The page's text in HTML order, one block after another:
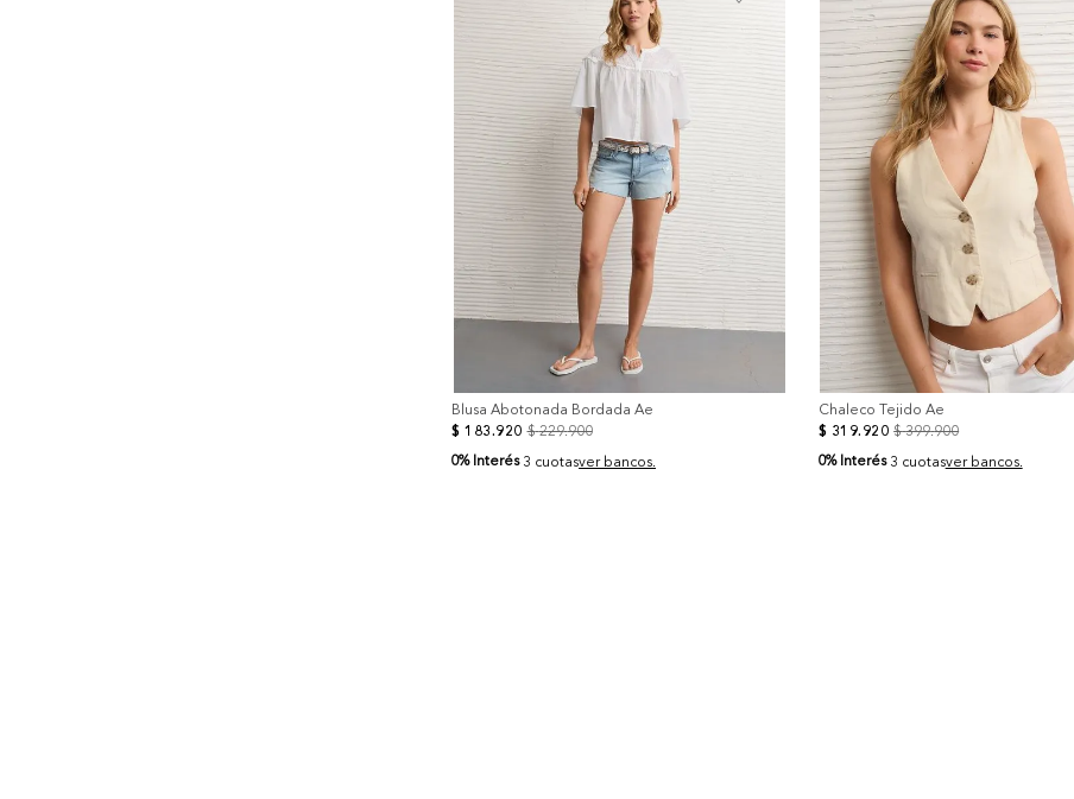
Blusa Abotonada Bordada Ae
$ 183.920 $ 229.900
0% Interés 3 cuotasver bancos.
+
Chaleco Tejido Ae
$ 319. 920 $ 399.900
0% Interés 3 cuotasver bancos.